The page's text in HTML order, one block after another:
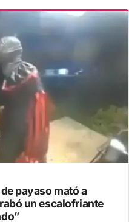
payaso mató a
un escalofriante